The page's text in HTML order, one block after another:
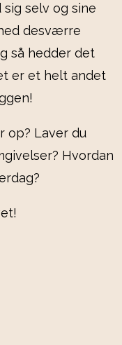
selv og sine
desværre
så hedder det
er et helt andet
op? Laver du
Hvordan